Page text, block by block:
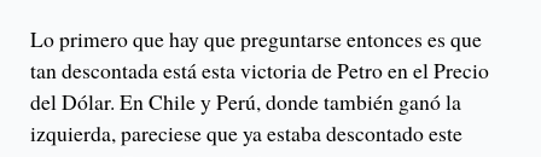
Lo primero que hay que preguntarse entonces es que
tan descontada está esta victoria de Petro en el Precio
del Dólar. En Chile y Perú, donde también ganó la
izquierda, pareciese que ya estaba descontado este